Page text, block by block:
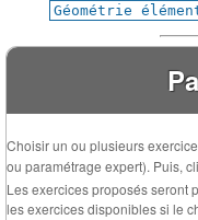
Géométrie
Choisir un ou plusieurs
ou paramétrage expert). Puis,
Les exercices proposés seront
les exercices disponibles si le